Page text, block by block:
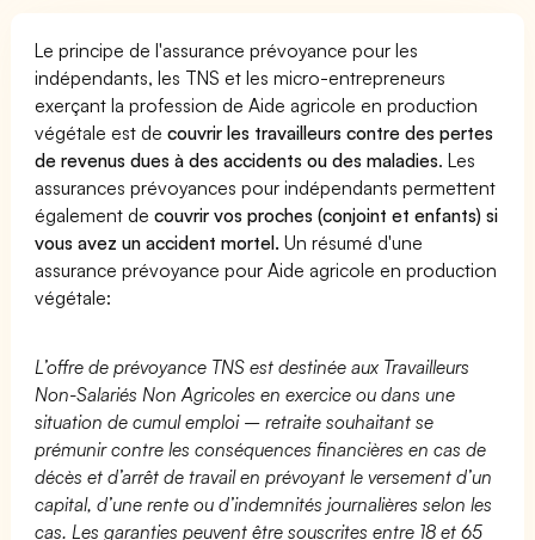
Le principe de l'assurance prévoyance pour les
indépendants, les TNS et les micro-entrepreneurs
exerçant la profession de Aide agricole en production
végétale est decouvrir les travailleurs contre des pertes
de revenus dues à des accidents ou des maladies. Les
assurances prévoyances pour indépendants permettent
également decouvrir vos proches (conjoint et enfants) si
vous avez un accident mortel. Un résumé d'une
assurance prévoyance pour Aide agricole en production
végétale:
L’offre de prévoyance TNS est destinée aux Travailleurs
Non-Salariés Non Agricoles en exercice ou dans une
situation de cumul emploi – retraite souhaitant se
prémunir contre les conséquences financières en cas de
décès et d’arrêt de travail en prévoyant le versement d’un
capital, d’une rente ou d’indemnités journalières selon les
cas. Les garanties peuvent être souscrites entre 18 et 65